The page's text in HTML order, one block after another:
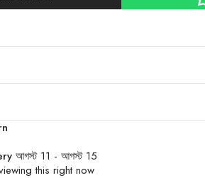
আগস্ট 11 - আগস্ট 15
this right now